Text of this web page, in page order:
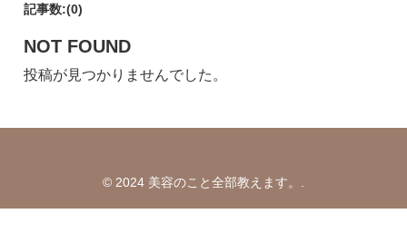
記事数:(0)
NOT FOUND
投稿が見つかりませんでした。
© 2024 美容のこと全部教えます。.